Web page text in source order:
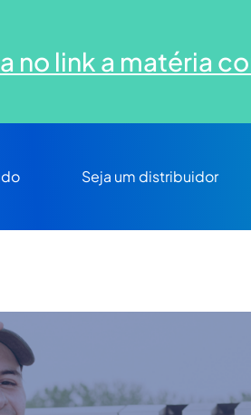
no link a matéria
Seja um distribuidor